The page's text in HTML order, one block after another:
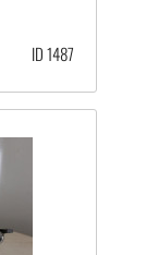
ID 1487